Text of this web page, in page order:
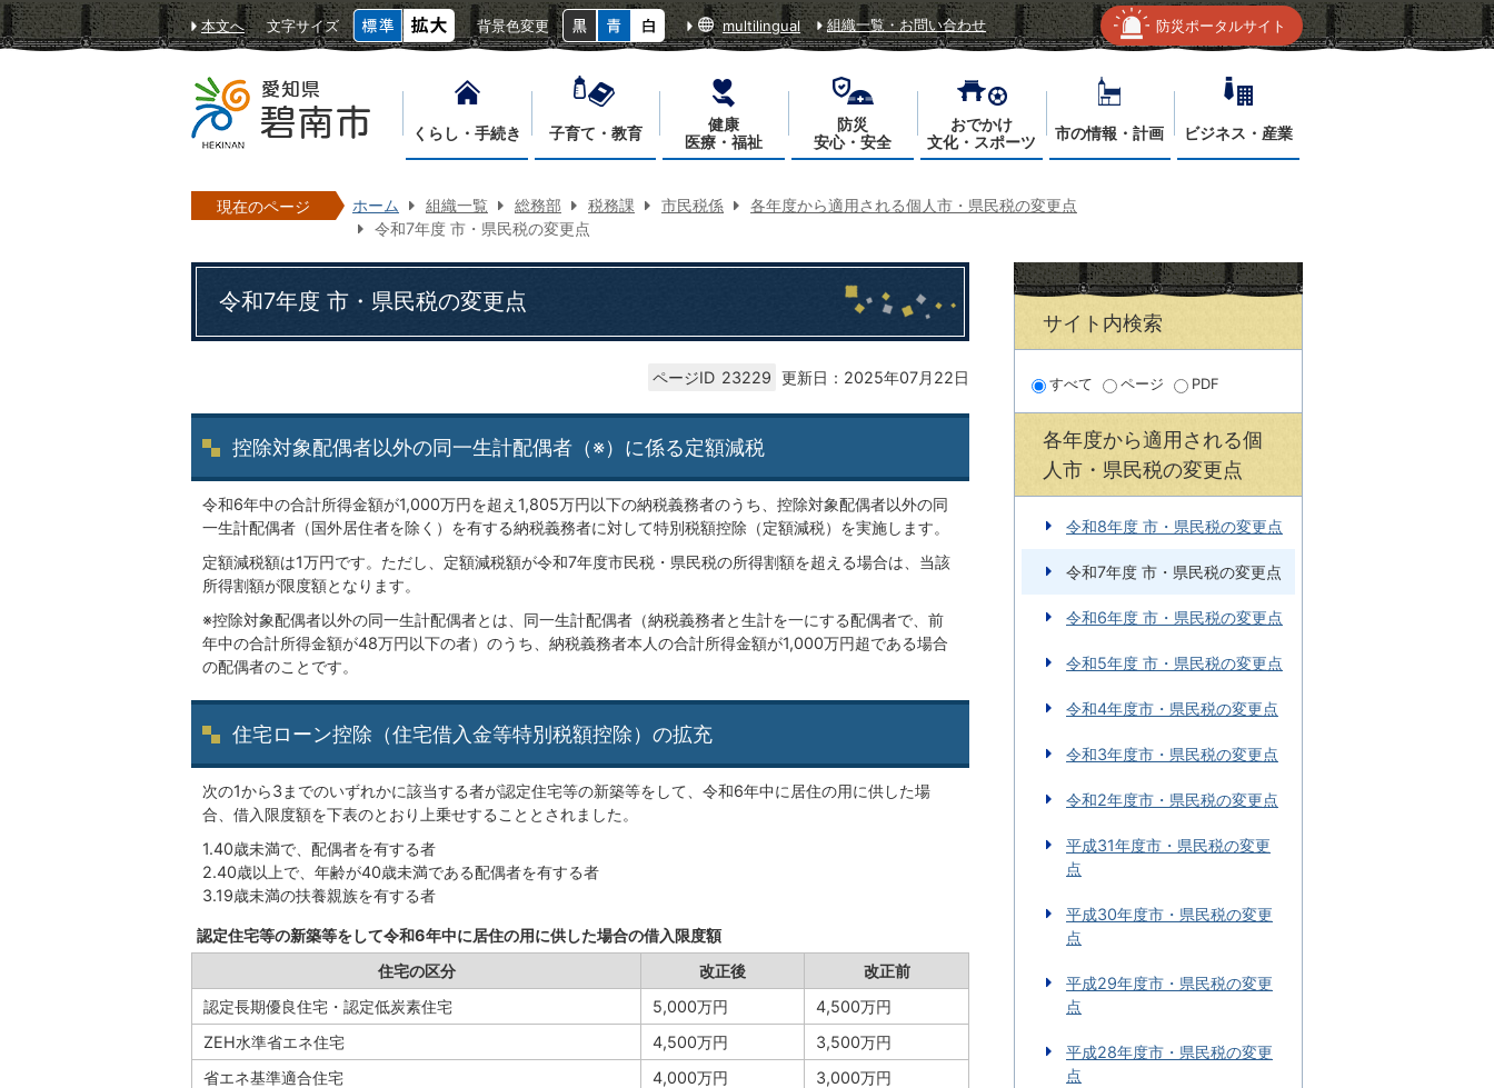
本文へ 文字サイズ 背景色変更 multilingual 組織一覧・お問い合わせ 防災ポータルサイト
くらし・手続き 子育て・教育
健康
医療・福祉
防災
安心・安全
おでかけ
文化・スポーツ
市の情報・計画 ビジネス・産業
現在のページ ホーム 組織一覧 総務部 税務課 市民税係
各年度から適用される個人市・県民税の変更点
令和7年度 市・県民税の変更点
令和7年度 市・県民税の変更点
ページID 23229 更新日：2025年07月22日
控除対象配偶者以外の同一生計配偶者（※）に係る定額減税
令和6年中の合計所得金額が1,000万円を超え1,805万円以下の納税義務者のうち、控除対象配偶者以外の同
一生計配偶者（国外居住者を除く）を有する納税義務者に対して特別税額控除（定額減税）を実施します。
定額減税額は1万円です。ただし、定額減税額が令和7年度市民税・県民税の所得割額を超える場合は、当該
所得割額が限度額となります。
※控除対象配偶者以外の同一生計配偶者とは、同一生計配偶者（納税義務者と生計を一にする配偶者で、前
年中の合計所得金額が48万円以下の者）のうち、納税義務者本人の合計所得金額が1,000万円超である場合
の配偶者のことです。
住宅ローン控除（住宅借入金等特別税額控除）の拡充
次の1から3までのいずれかに該当する者が認定住宅等の新築等をして、令和6年中に居住の用に供した場
合、借入限度額を下表のとおり上乗せすることとされました。
1.40歳未満で、配偶者を有する者
2.40歳以上で、年齢が40歳未満である配偶者を有する者
3.19歳未満の扶養親族を有する者
認定住宅等の新築等をして令和6年中に居住の用に供した場合の借入限度額
住宅の区分
改正後
改正前
認定長期優良住宅・認定低炭素住宅
5,000万円
4,500万円
ZEH水準省エネ住宅
4,500万円
3,500万円
省エネ基準適合住宅
4,000万円 3,000万円
サイト内検索
すべて ページ PDF
各年度から適用される個
人市・県民税の変更点
令和8年度 市・県民税の変更点
令和7年度 市・県民税の変更点
令和6年度 市・県民税の変更点
令和5年度 市・県民税の変更点
令和4年度市・県民税の変更点
令和3年度市・県民税の変更点
令和2年度市・県民税の変更点
平成31年度市・県民税の変更
点
平成30年度市・県民税の変更
点
平成29年度市・県民税の変更
点
平成28年度市・県民税の変更
点